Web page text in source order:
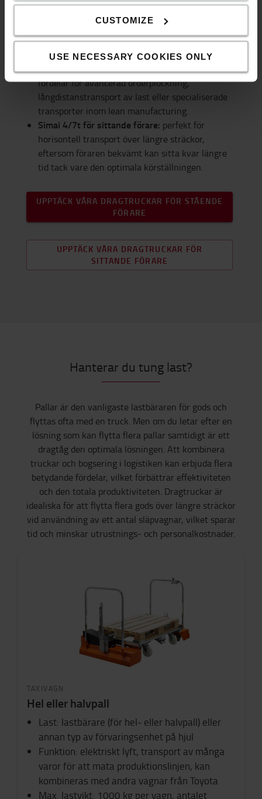
CUSTOMIZE
USE NECESSARY COOKIES ONLY
tåg av lastbärare med rullburar:
Toyota Tracto S-Serien:högpresterande
dragtruck med kapacitet på upp till 5 ton och en
körhastighet upp till 12 km/h erbjuder betydande
fördelar för avancerad orderplockning,
långdistanstransport av last eller specialiserade
transporter inom lean manufacturing.
Simai 4/7t för sittande förare: perfekt för
horisontell transport över längre sträckor,
eftersom föraren bekvämt kan sitta kvar längre
tid tack vare den optimala körställningen.
UPPTÄCK VÅRA DRAGTRUCKAR FÖR STÅENDE
FÖRARE
UPPTÄCK VÅRA DRAGTRUCKAR FÖR
SITTANDE FÖRARE
Hanterar du tung last?
Pallar är den vanligaste lastbäraren för gods och
flyttas ofta med en truck. Men om du letar efter en
lösning som kan flytta flera pallar samtidigt är ett
dragtåg den optimala lösningen. Att kombinera
truckar och bogsering i logistiken kan erbjuda flera
betydande fördelar, vilket förbättrar effektiviteten
och den totala produktiviteten. Dragtruckar är
idealiska för att flytta flera gods över längre sträckor
vid användning av ett antal släpvagnar, vilket sparar
tid och minskar utrustnings- och personalkostnader.
TAXIVAGN
Hel eller halvpall
Last: lastbärare (för hel- eller halvpall) eller
annan typ av förvaringsenhet på hjul
Funktion: elektriskt lyft, transport av många
varor för att mata produktionslinjen, kan
kombineras med andra vagnar från Toyota
Max. lastvikt: 1000 kg per vagn, antalet